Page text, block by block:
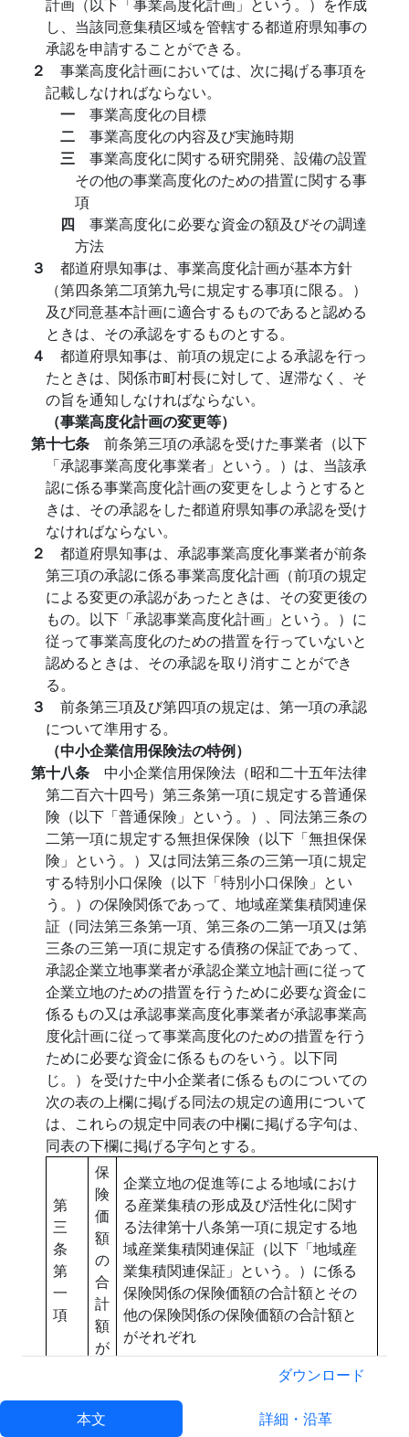
し、当該同意集積区域を管轄する都道府県知事の
承認を申請することができる。
２ 事業高度化計画においては、次に掲げる事項を
記載しなければならない。
一 事業高度化の目標
二 事業高度化の内容及び実施時期
三 事業高度化に関する研究開発、設備の設置
その他の事業高度化のための措置に関する事
項
四 事業高度化に必要な資金の額及びその調達
方法
３ 都道府県知事は、事業高度化計画が基本方針
（第四条第二項第九号に規定する事項に限る。）
及び同意基本計画に適合するものであると認める
ときは、その承認をするものとする。
４ 都道府県知事は、前項の規定による承認を行っ
たときは、関係市町村長に対して、遅滞なく、そ
の旨を通知しなければならない。
（事業高度化計画の変更等）
第十七条 前条第三項の承認を受けた事業者（以下
「承認事業高度化事業者」という。）は、当該承
認に係る事業高度化計画の変更をしようとすると
きは、その承認をした都道府県知事の承認を受け
なければならない。
２ 都道府県知事は、承認事業高度化事業者が前条
第三項の承認に係る事業高度化計画（前項の規定
による変更の承認があったときは、その変更後の
もの。以下「承認事業高度化計画」という。）に
従って事業高度化のための措置を行っていないと
認めるときは、その承認を取り消すことができ
る。
３ 前条第三項及び第四項の規定は、第一項の承認
について準用する。
（中小企業信用保険法の特例）
第十八条 中小企業信用保険法（昭和二十五年法律
第二百六十四号）第三条第一項に規定する普通保
険（以下「普通保険」という。）、同法第三条の
二第一項に規定する無担保保険（以下「無担保保
険」という。）又は同法第三条の三第一項に規定
する特別小口保険（以下「特別小口保険」とい
う。）の保険関係であって、地域産業集積関連保
証（同法第三条第一項、第三条の二第一項又は第
三条の三第一項に規定する債務の保証であって、
承認企業立地事業者が承認企業立地計画に従って
企業立地のための措置を行うために必要な資金に
係るもの又は承認事業高度化事業者が承認事業高
度化計画に従って事業高度化のための措置を行う
ために必要な資金に係るものをいう。以下同
じ。）を受けた中小企業者に係るものについての
次の表の上欄に掲げる同法の規定の適用について
は、これらの規定中同表の中欄に掲げる字句は、
同表の下欄に掲げる字句とする。
第
三
条
第
一
項
保
険
価
額
の
合
計
額
が
企業立地の促進等による地域におけ
る産業集積の形成及び活性化に関す
る法律第十八条第一項に規定する地
域産業集積関連保証（以下「地域産
業集積関連保証」という。）に係る
保険関係の保険価額の合計額とその
他の保険関係の保険価額の合計額と
がそれぞれ
三
ダウンロード
本文 詳細・沿革